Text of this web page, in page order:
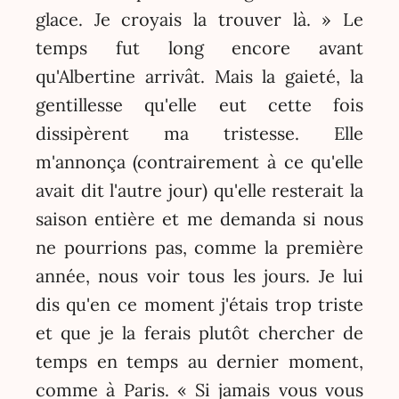
glace. Je croyais la trouver là. » Le
temps fut long encore avant
qu'Albertine arrivât. Mais la gaieté, la
gentillesse qu'elle eut cette fois
dissipèrent ma tristesse. Elle
m'annonça (contrairement à ce qu'elle
avait dit l'autre jour) qu'elle resterait la
saison entière et me demanda si nous
ne pourrions pas, comme la première
année, nous voir tous les jours. Je lui
dis qu'en ce moment j'étais trop triste
et que je la ferais plutôt chercher de
temps en temps au dernier moment,
comme à Paris. « Si jamais vous vous